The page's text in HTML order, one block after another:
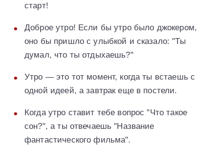
старт!
Доброе утро! Если бы утро было джокером,
оно бы пришло с улыбкой и сказало: "Ты
думал, что ты отдыхаешь?"
Утро — это тот момент, когда ты встаешь с
одной идеей, а завтрак еще в постели.
Когда утро ставит тебе вопрос "Что такое
сон?", а ты отвечаешь "Название
фантастического фильма".